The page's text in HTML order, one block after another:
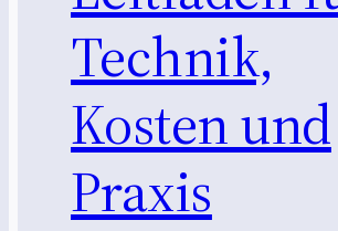
Technik,
Kosten und
Praxis